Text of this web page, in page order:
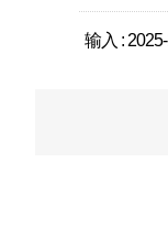
输入 :